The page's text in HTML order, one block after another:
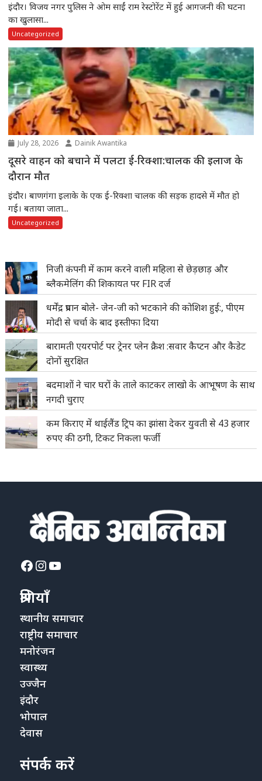
इंदौर। विजय नगर पुलिस ने ओम साईं राम रेस्टोरेंट में हुई आगजनी की घटना
का खुलासा...
Uncategorized
July 28, 2026 Dainik Awantika
दूसरे वाहन को बचाने में पलटा ई-रिक्शा:चालक की इलाज के
दौरान मौत
इंदौर। बाणगंगा इलाके के एक ई-रिक्शा चालक की सड़क हादसे में मौत हो
गई। बताया जाता...
Uncategorized
निजी कंपनी में काम करने वाली महिला से छेड़छाड़ और
ब्लैकमेलिंग की शिकायत पर FIR दर्ज
धर्मेंद्र प्रधान बोले- जेन-जी को भटकाने की कोशिश हुई:, पीएम
मोदी से चर्चा के बाद इस्तीफा दिया
बारामती एयरपोर्ट पर ट्रेनर प्लेन क्रैश :सवार कैप्टन और कैडेट
दोनों सुरक्षित
बदमाशों ने चार घरों के ताले काटकर लाखो के आभूषण के साथ
नगदी चुराए
कम किराए में थाईलैंड ट्रिप का झांसा देकर युवती से 43 हजार
रुपए की ठगी, टिकट निकला फर्जी
Facebook
Instagram
YouTube
श्रेणियाँ
स्थानीय समाचार
राष्ट्रीय समाचार
मनोरंजन
स्वास्थ्य
उज्जैन
इंदौर
भोपाल
देवास
संपर्क करें